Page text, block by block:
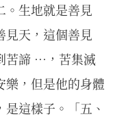
。生地就是善見
見天，這個善見
苦諦 …，苦集滅
樂，但是他的身體
這樣子。「五、